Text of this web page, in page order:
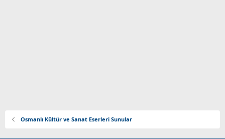
Osmanlı Kültür ve Sanat Eserleri Sunular